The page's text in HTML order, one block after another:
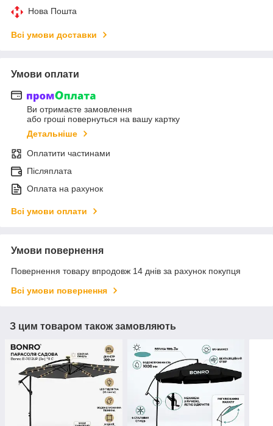
Нова Пошта
Всі умови доставки
Умови оплати
Ви отримаєте замовлення
або гроші повернуться на вашу картку
Детальніше
Оплатити частинами
Післяплата
Оплата на рахунок
Всі умови оплати
Умови повернення
Повернення товару впродовж 14 днів за рахунок покупця
Всі умови повернення
З цим товаром також замовляють